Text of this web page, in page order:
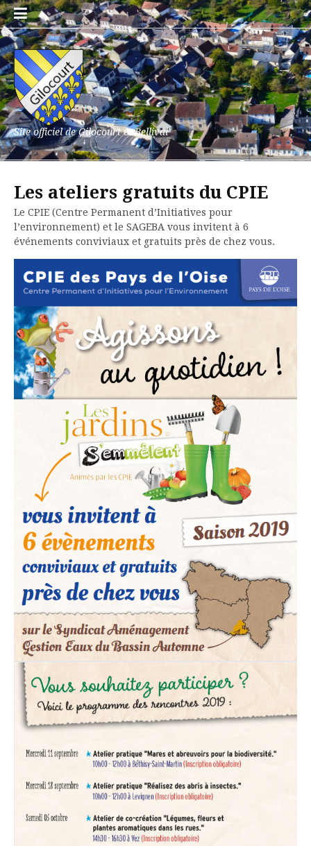
Aller
au
contenu
Site officiel de Gilocourt et Bellival
Les ateliers gratuits du CPIE
Le CPIE (Centre Permanent d’Initiatives pour
l’environnement) et le SAGEBA vous invitent à 6
événements conviviaux et gratuits près de chez vous.